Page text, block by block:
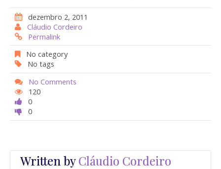
e
b
o
o
k
at
s
A
p
p
itt
er
er
st
dezembro 2, 2011
Cláudio Cordeiro
Permalink
No category
No tags
No Comments
120
0
0
Written byCláudio Cordeiro